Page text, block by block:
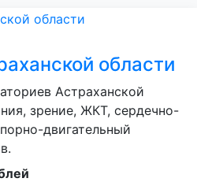
области
Астраханской
зрение, ЖКТ, сердечно-
двигательный